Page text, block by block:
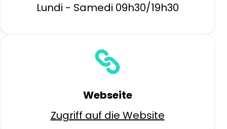
Lundi - Samedi 09h30/19h30
Webseite
Zugriff auf die Website